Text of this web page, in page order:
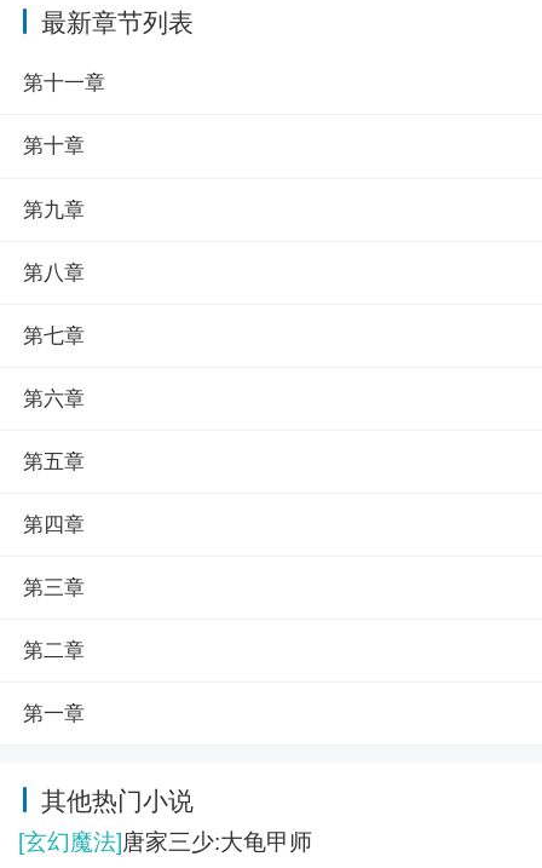
最新章节列表
第十一章
第十章
第九章
第八章
第七章
第六章
第五章
第四章
第三章
第二章
第一章
其他热门小说
[玄幻魔法]唐家三少:大龟甲师